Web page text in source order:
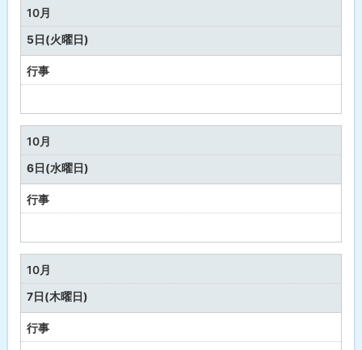
な
し
10月
5日(火曜日)
行事
定
な
し
10月
6日(水曜日)
行事
定
な
し
10月
7日(木曜日)
行事